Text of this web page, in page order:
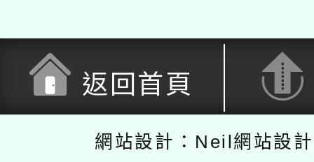
返回首頁
網站設計：Neil網站設